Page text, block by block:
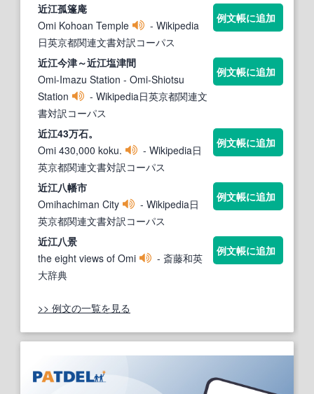
近江孤篷庵
Omi Kohoan Temple
- Wikipedia
日英京都関連文書対訳コーパス
例文帳に追加
近江今津～近江塩津間
Omi-Imazu Station - Omi-Shiotsu
Station
- Wikipedia日英京都関連文
書対訳コーパス
例文帳に追加
近江43万石。
Omi 430,000 koku.
- Wikipedia日
英京都関連文書対訳コーパス
例文帳に追加
近江八幡市
Omihachiman City
- Wikipedia日
英京都関連文書対訳コーパス
例文帳に追加
近江八景
the eight views of Omi
- 斎藤和英
大辞典
例文帳に追加
>> 例文の一覧を見る